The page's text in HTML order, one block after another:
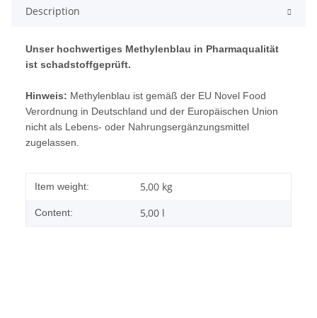
Description
Unser hochwertiges Methylenblau in Pharmaqualität
ist schadstoffgeprüft.
Hinweis: Methylenblau ist gemäß der EU Novel Food
Verordnung in Deutschland und der Europäischen Union
nicht als Lebens- oder Nahrungsergänzungsmittel
zugelassen.
Item weight: 5,00 kg
Content: 5,00 l